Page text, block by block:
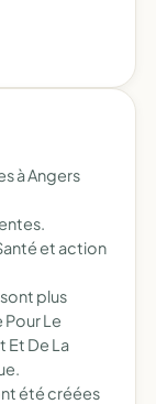
à Angers
et action
plus
Le
De La
été créées